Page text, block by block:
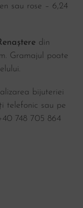
sau rose – 6,24
din
Gramajul poate
bijuteriei
telefonic sau pe
748 705 864